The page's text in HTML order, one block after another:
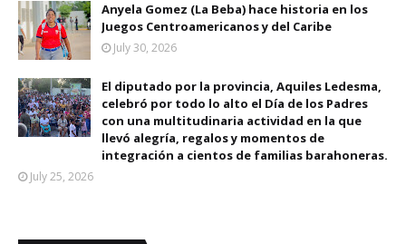
Anyela Gomez (La Beba) hace historia en los
Juegos Centroamericanos y del Caribe
July 30, 2026
El diputado por la provincia, Aquiles Ledesma,
celebró por todo lo alto el Día de los Padres
con una multitudinaria actividad en la que
llevó alegría, regalos y momentos de
integración a cientos de familias barahoneras.
July 25, 2026